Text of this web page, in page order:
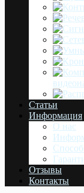
Статьи
Информация
О нас
Отзывы
Контакты